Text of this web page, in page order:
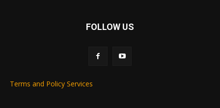
FOLLOW US
Terms and Policy Services